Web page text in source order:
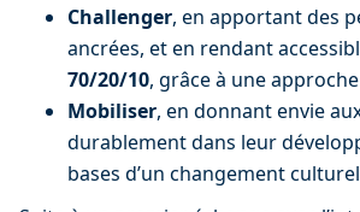
Challenger, en apportant des
ancrées, et en rendant
70/20/10, grâce à une
Mobiliser, en donnant envie
durablement dans leur
bases d’un changement